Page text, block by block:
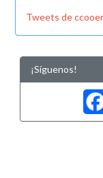
Tweets de
¡Síguenos!